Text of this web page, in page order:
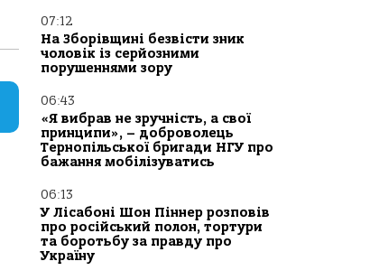
07:12
На Зборівщині безвісти зник
чоловік із серйозними
порушеннями зору
06:43
«Я вибрав не зручність, а свої
принципи», – доброволець
Тернопільської бригади НГУ про
бажання мобілізуватись
06:13
У Лісабоні Шон Піннер розповів
про російський полон, тортури
та боротьбу за правду про
Україну